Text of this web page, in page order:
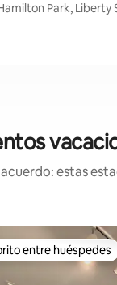
Park,
estas
entre huéspedes
entre huéspedes